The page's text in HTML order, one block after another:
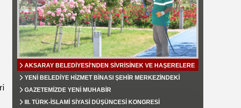
Mahmut Çiçekdağı
Müslüman Nasıl Olmalı
Yavuz Bayram Çalışkan
RAHMAN VE RAHİM OLAN ALLAH
AKSARAY BELEDİYESİ'NDEN SİVRİSİNEK VE HAŞERELERE
KARŞI ETKİN MÜCADELE
YENİ BELEDİYE HİZMET BİNASI ŞEHİR MERKEZİNDEKİ
TRAFİK YOĞUNLUĞU AZALTTI
GAZETEMİZDE YENİ MUHABİR
III. TÜRK-İSLAMİ SİYASİ DÜŞÜNCESİ KONGRESİ